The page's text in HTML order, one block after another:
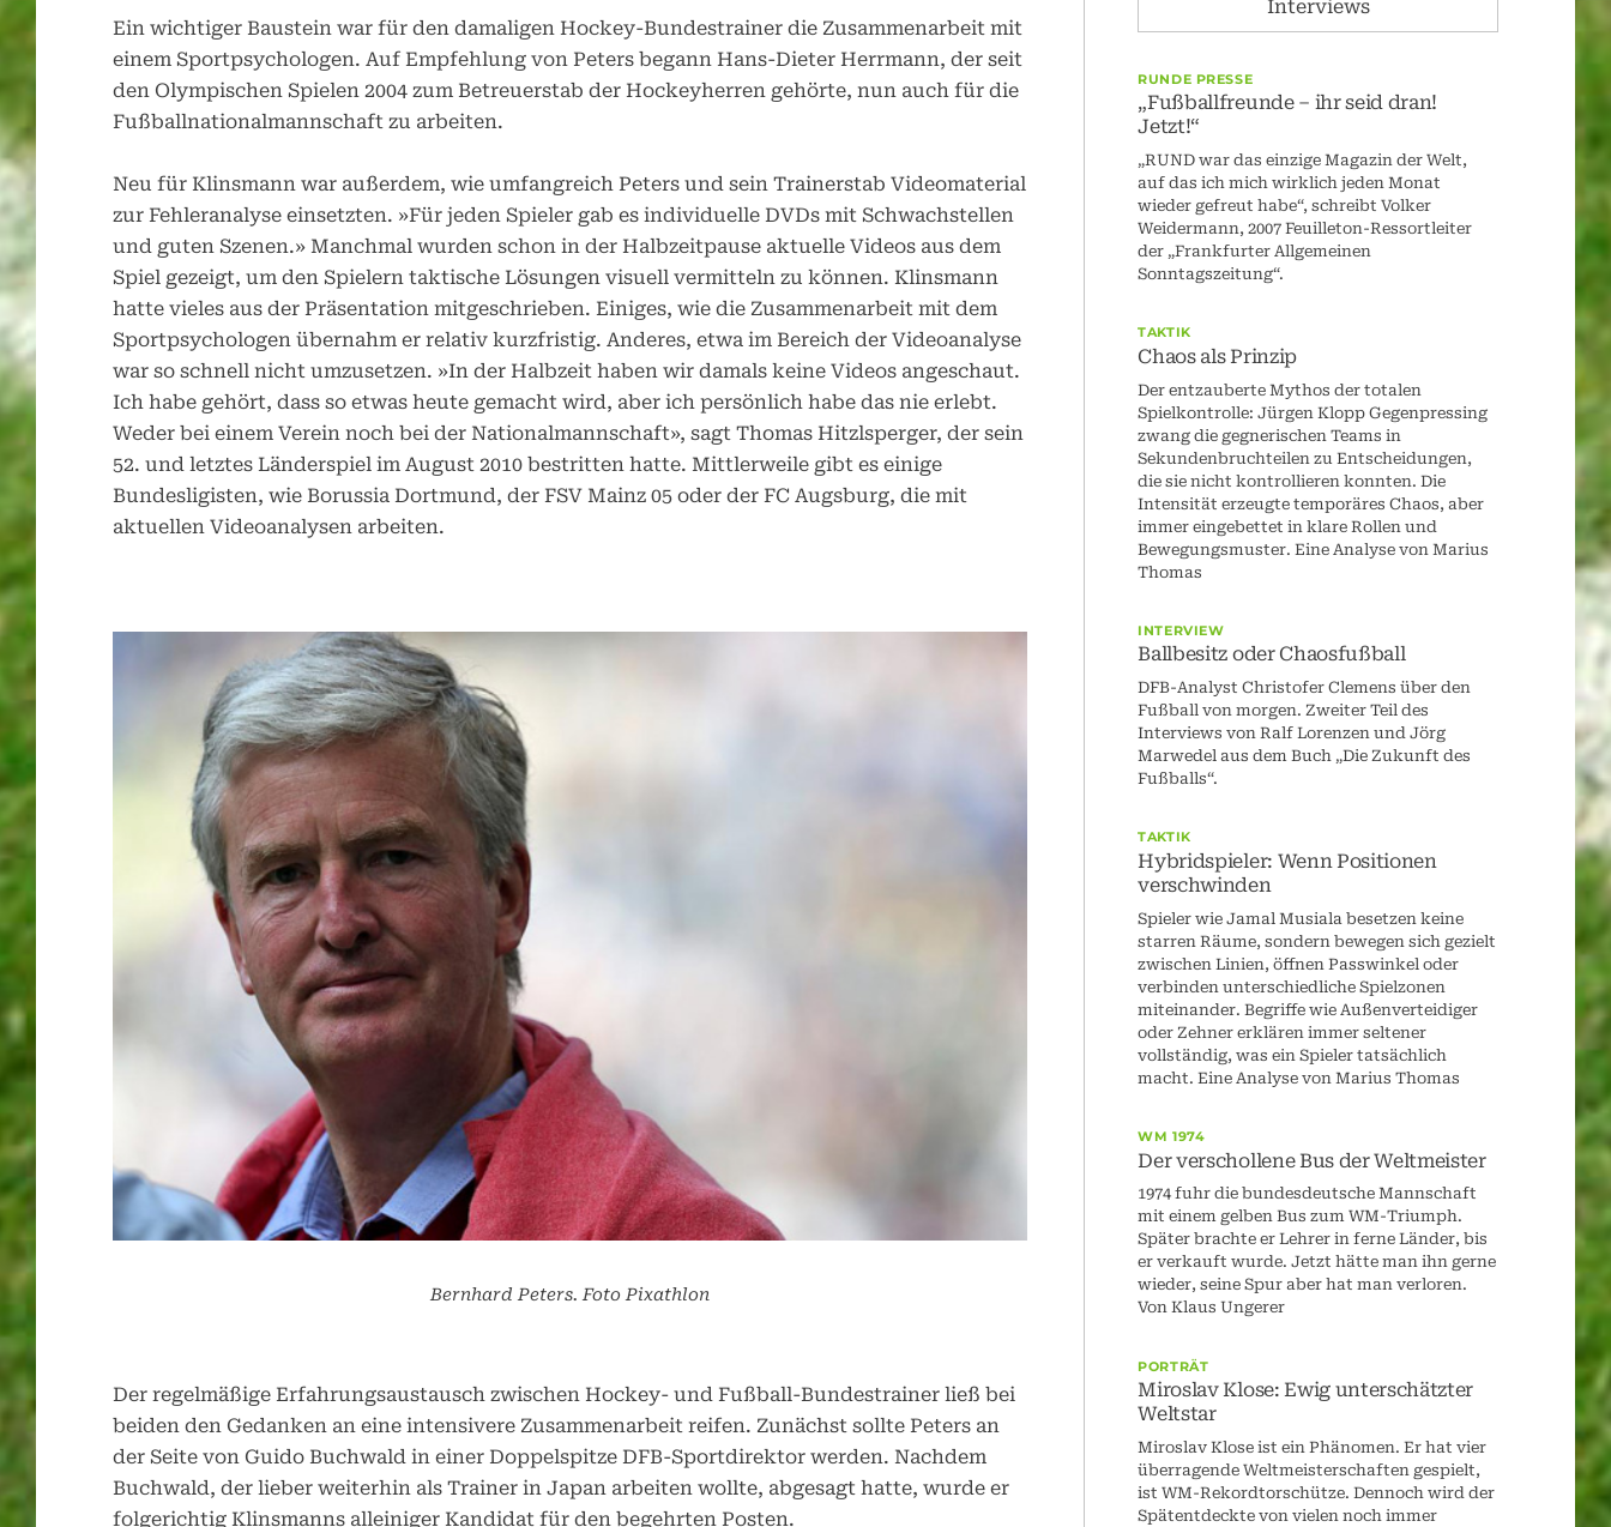
Ein wichtiger Baustein war für den damaligen Hockey-Bundestrainer die Zusammenarbeit mit
einem Sportpsychologen. Auf Empfehlung von Peters begann Hans-Dieter Herrmann, der seit
den Olympischen Spielen 2004 zum Betreuerstab der Hockeyherren gehörte, nun auch für die
Fußballnationalmannschaft zu arbeiten.
Neu für Klinsmann war außerdem, wie umfangreich Peters und sein Trainerstab Videomaterial
zur Fehleranalyse einsetzten. »Für jeden Spieler gab es individuelle DVDs mit Schwachstellen
und guten Szenen.» Manchmal wurden schon in der Halbzeitpause aktuelle Videos aus dem
Spiel gezeigt, um den Spielern taktische Lösungen visuell vermitteln zu können. Klinsmann
hatte vieles aus der Präsentation mitgeschrieben. Einiges, wie die Zusammenarbeit mit dem
Sportpsychologen übernahm er relativ kurzfristig. Anderes, etwa im Bereich der Videoanalyse
war so schnell nicht umzusetzen. »In der Halbzeit haben wir damals keine Videos angeschaut.
Ich habe gehört, dass so etwas heute gemacht wird, aber ich persönlich habe das nie erlebt.
Weder bei einem Verein noch bei der Nationalmannschaft», sagt Thomas Hitzlsperger, der sein
52. und letztes Länderspiel im August 2010 bestritten hatte. Mittlerweile gibt es einige
Bundesligisten, wie Borussia Dortmund, der FSV Mainz 05 oder der FC Augsburg, die mit
aktuellen Videoanalysen arbeiten.
Bernhard Peters. Foto Pixathlon
Der regelmäßige Erfahrungsaustausch zwischen Hockey- und Fußball-Bundestrainer ließ bei
beiden den Gedanken an eine intensivere Zusammenarbeit reifen. Zunächst sollte Peters an
der Seite von Guido Buchwald in einer Doppelspitze DFB-Sportdirektor werden. Nachdem
Buchwald, der lieber weiterhin als Trainer in Japan arbeiten wollte, abgesagt hatte, wurde er
folgerichtig Klinsmanns alleiniger Kandidat für den begehrten Posten.
Interviews
RUNDE PRESSE
„Fußballfreunde – ihr seid dran!
Jetzt!“
„RUND war das einzige Magazin der Welt,
auf das ich mich wirklich jeden Monat
wieder gefreut habe“, schreibt Volker
Weidermann, 2007 Feuilleton-Ressortleiter
der „Frankfurter Allgemeinen
Sonntagszeitung“.
TAKTIK
Chaos als Prinzip
Der entzauberte Mythos der totalen
Spielkontrolle: Jürgen Klopp Gegenpressing
zwang die gegnerischen Teams in
Sekundenbruchteilen zu Entscheidungen,
die sie nicht kontrollieren konnten. Die
Intensität erzeugte temporäres Chaos, aber
immer eingebettet in klare Rollen und
Bewegungsmuster. Eine Analyse von Marius
Thomas
INTERVIEW
Ballbesitz oder Chaosfußball
DFB-Analyst Christofer Clemens über den
Fußball von morgen. Zweiter Teil des
Interviews von Ralf Lorenzen und Jörg
Marwedel aus dem Buch „Die Zukunft des
Fußballs“.
TAKTIK
Hybridspieler: Wenn Positionen
verschwinden
Spieler wie Jamal Musiala besetzen keine
starren Räume, sondern bewegen sich gezielt
zwischen Linien, öffnen Passwinkel oder
verbinden unterschiedliche Spielzonen
miteinander. Begriffe wie Außenverteidiger
oder Zehner erklären immer seltener
vollständig, was ein Spieler tatsächlich
macht. Eine Analyse von Marius Thomas
WM 1974
Der verschollene Bus der Weltmeister
1974 fuhr die bundesdeutsche Mannschaft
mit einem gelben Bus zum WM-Triumph.
Später brachte er Lehrer in ferne Länder, bis
er verkauft wurde. Jetzt hätte man ihn gerne
wieder, seine Spur aber hat man verloren.
Von Klaus Ungerer
PORTRÄT
Miroslav Klose: Ewig unterschätzter
Weltstar
Miroslav Klose ist ein Phänomen. Er hat vier
überragende Weltmeisterschaften gespielt,
ist WM-Rekordtorschütze. Dennoch wird der
Spätentdeckte von vielen noch immer